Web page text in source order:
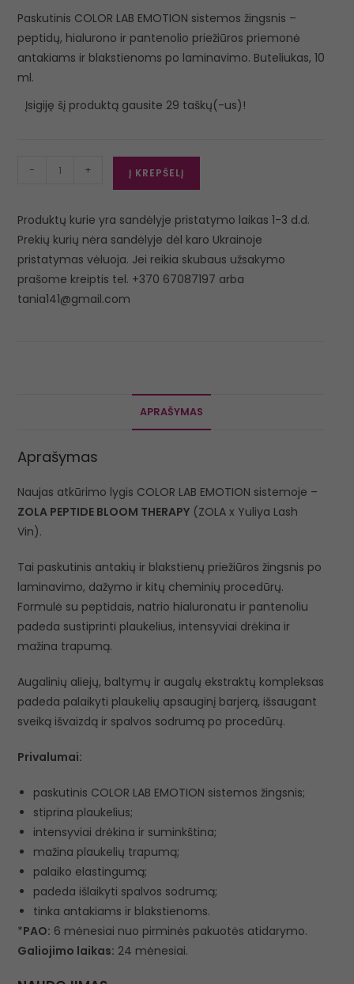
Paskutinis COLOR LAB EMOTION sistemos žingsnis –
peptidų, hialurono ir pantenolio priežiūros priemonė
antakiams ir blakstienoms po laminavimo. Buteliukas, 10
ml.
Įsigiję šį produktą gausite 29 taškų(-us)!
- + Į KREPŠELĮ
Produktų kurie yra sandėlyje pristatymo laikas 1-3 d.d.
Prekių kurių nėra sandėlyje dėl karo Ukrainoje
pristatymas vėluoja. Jei reikia skubaus užsakymo
prašome kreiptis tel. +370 67087197 arba
tania141@gmail.com
APRAŠYMAS
Aprašymas
Naujas atkūrimo lygis COLOR LAB EMOTION sistemoje –
ZOLA PEPTIDE BLOOM THERAPY(ZOLA x Yuliya Lash
Vin).
Tai paskutinis antakių ir blakstienų priežiūros žingsnis po
laminavimo, dažymo ir kitų cheminių procedūrų.
Formulė su peptidais, natrio hialuronatu ir pantenoliu
padeda sustiprinti plaukelius, intensyviai drėkina ir
mažina trapumą.
Augalinių aliejų, baltymų ir augalų ekstraktų kompleksas
padeda palaikyti plaukelių apsauginį barjerą, išsaugant
sveiką išvaizdą ir spalvos sodrumą po procedūrų.
Privalumai:
paskutinis COLOR LAB EMOTION sistemos žingsnis;
stiprina plaukelius;
intensyviai drėkina ir suminkština;
mažina plaukelių trapumą;
palaiko elastingumą;
padeda išlaikyti spalvos sodrumą;
tinka antakiams ir blakstienoms.
*PAO: 6 mėnesiai nuo pirminės pakuotės atidarymo.
Galiojimo laikas: 24 mėnesiai.